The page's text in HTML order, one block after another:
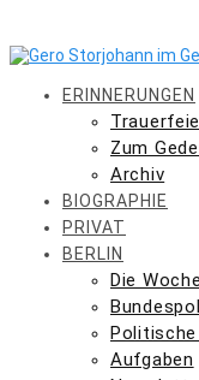
content
ERINNERUNGEN
Zum
Archiv
BIOGRAPHIE
PRIVAT
BERLIN
Die
Politische
Aufgaben